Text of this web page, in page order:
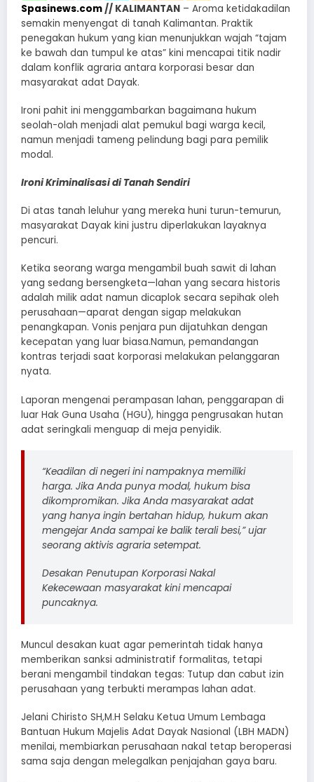
Spasinews.com // KALIMANTAN – Aroma ketidakadilan
semakin menyengat di tanah Kalimantan. Praktik
penegakan hukum yang kian menunjukkan wajah “tajam
ke bawah dan tumpul ke atas” kini mencapai titik nadir
dalam konflik agraria antara korporasi besar dan
masyarakat adat Dayak.
Ironi pahit ini menggambarkan bagaimana hukum
seolah-olah menjadi alat pemukul bagi warga kecil,
namun menjadi tameng pelindung bagi para pemilik
modal.
Ironi Kriminalisasi di Tanah Sendiri
Di atas tanah leluhur yang mereka huni turun-temurun,
masyarakat Dayak kini justru diperlakukan layaknya
pencuri.
Ketika seorang warga mengambil buah sawit di lahan
yang sedang bersengketa—lahan yang secara historis
adalah milik adat namun dicaplok secara sepihak oleh
perusahaan—aparat dengan sigap melakukan
penangkapan. Vonis penjara pun dijatuhkan dengan
kecepatan yang luar biasa.Namun, pemandangan
kontras terjadi saat korporasi melakukan pelanggaran
nyata.
Laporan mengenai perampasan lahan, penggarapan di
luar Hak Guna Usaha (HGU), hingga pengrusakan hutan
adat seringkali menguap di meja penyidik.
“Keadilan di negeri ini nampaknya memiliki
harga. Jika Anda punya modal, hukum bisa
dikompromikan. Jika Anda masyarakat adat
yang hanya ingin bertahan hidup, hukum akan
mengejar Anda sampai ke balik terali besi,” ujar
seorang aktivis agraria setempat.
Desakan Penutupan Korporasi Nakal
Kekecewaan masyarakat kini mencapai
puncaknya.
Muncul desakan kuat agar pemerintah tidak hanya
memberikan sanksi administratif formalitas, tetapi
berani mengambil tindakan tegas: Tutup dan cabut izin
perusahaan yang terbukti merampas lahan adat.
Jelani Chiristo SH,M.H Selaku Ketua Umum Lembaga
Bantuan Hukum Majelis Adat Dayak Nasional (LBH MADN)
menilai, membiarkan perusahaan nakal tetap beroperasi
sama saja dengan melegalkan penjajahan gaya baru.